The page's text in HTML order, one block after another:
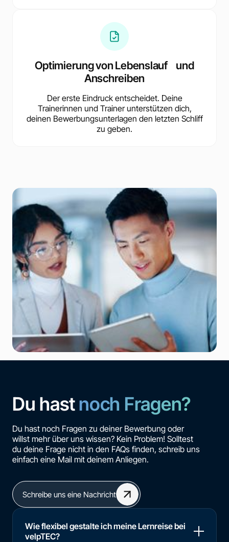
Optimierung von Lebenslauf und
Anschreiben
Der erste Eindruck entscheidet. Deine
Trainerinnen und Trainer unterstützen dich,
deinen Bewerbungsunterlagen den letzten Schliff
zu geben.
Du hastnoch Fragen?
Du hast noch Fragen zu deiner Bewerbung oder
willst mehr über uns wissen? Kein Problem! Solltest
du deine Frage nicht in den FAQs finden, schreib uns
einfach eine Mail mit deinem Anliegen.
Schreibe uns eine Nachricht
Wie flexibel gestalte ich meine Lernreise bei
velpTEC?